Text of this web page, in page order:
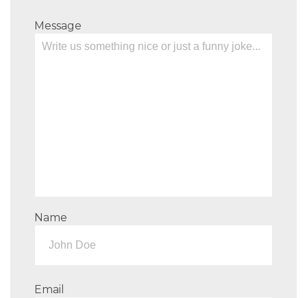
Message
Name
Email